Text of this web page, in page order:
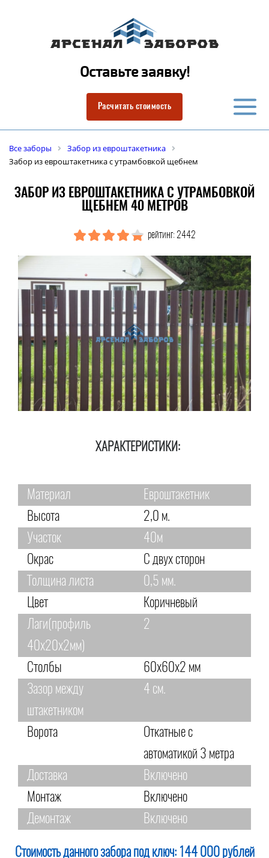
Оставьте заявку!
Расчитать стоимость
Все заборы
Забор из евроштакетника
Забор из евроштакетника с утрамбовкой щебнем
ЗАБОР ИЗ ЕВРОШТАКЕТНИКА С УТРАМБОВКОЙ
ЩЕБНЕМ 40 МЕТРОВ
рейтинг: 2442
ХАРАКТЕРИСТИКИ:
Материал
Евроштакетник
Высота
2,0 м.
Участок
40м
Окрас
С двух сторон
Толщина листа
0,5 мм.
Цвет
Коричневый
Лаги(профиль
40х20х2мм)
2
Столбы
60х60х2 мм
Зазор между
штакетником
4 см.
Ворота
Откатные с
автоматикой 3 метра
Доставка
Включено
Монтаж
Включено
Демонтаж
Включено
Стоимость данного забора под ключ: 144 000 рублей